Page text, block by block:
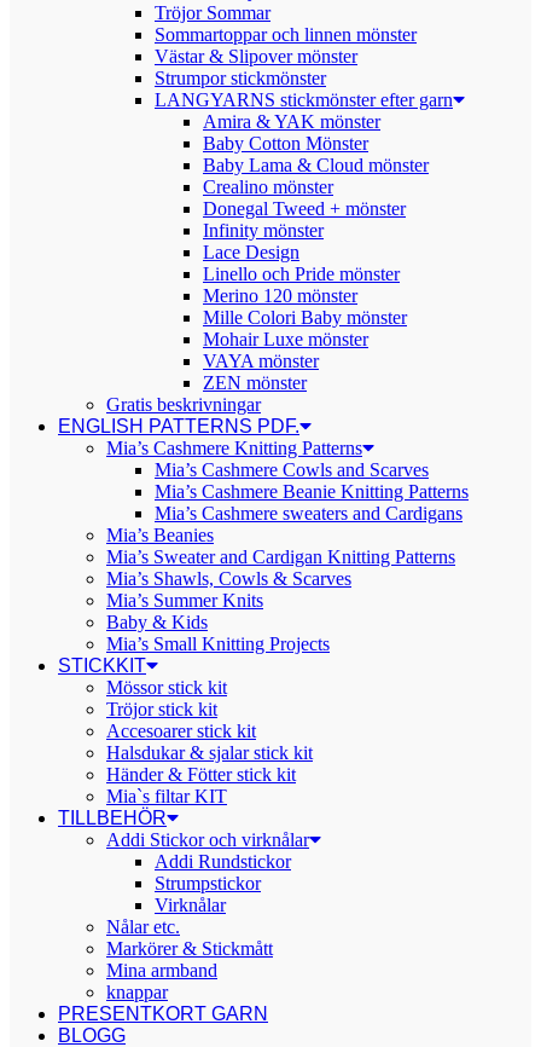
Tröjor Sommar
Sommartoppar och linnen mönster
Västar & Slipover mönster
Strumpor stickmönster
LANGYARNS stickmönster efter garn
Amira & YAK mönster
Baby Cotton Mönster
Baby Lama & Cloud mönster
Crealino mönster
Donegal Tweed + mönster
Infinity mönster
Lace Design
Linello och Pride mönster
Merino 120 mönster
Mille Colori Baby mönster
Mohair Luxe mönster
VAYA mönster
ZEN mönster
Gratis beskrivningar
ENGLISH PATTERNS PDF.
Mia’s Cashmere Knitting Patterns
Mia’s Cashmere Cowls and Scarves
Mia’s Cashmere Beanie Knitting Patterns
Mia’s Cashmere sweaters and Cardigans
Mia’s Beanies
Mia’s Sweater and Cardigan Knitting Patterns
Mia’s Shawls, Cowls & Scarves
Mia’s Summer Knits
Baby & Kids
Mia’s Small Knitting Projects
STICKKIT
Mössor stick kit
Tröjor stick kit
Accesoarer stick kit
Halsdukar & sjalar stick kit
Händer & Fötter stick kit
Mia`s filtar KIT
TILLBEHÖR
Addi Stickor och virknålar
Addi Rundstickor
Strumpstickor
Virknålar
Nålar etc.
Markörer & Stickmått
Mina armband
knappar
PRESENTKORT GARN
BLOGG